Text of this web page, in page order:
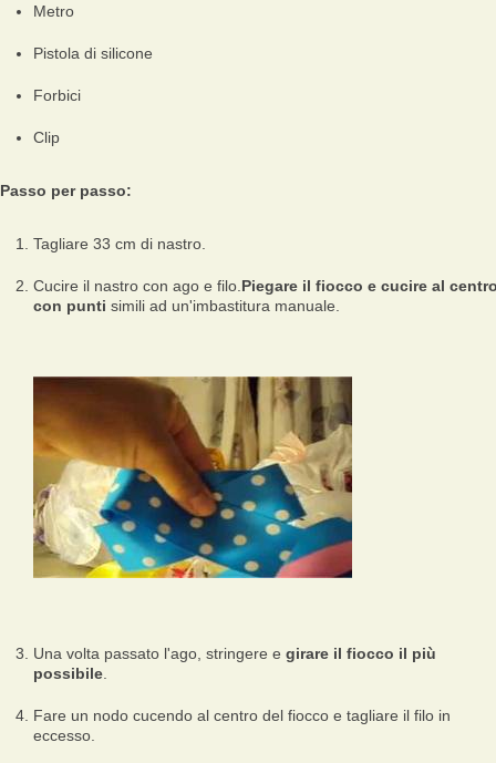
Metro
Pistola di silicone
Forbici
Clip
Passo per passo:
Tagliare 33 cm di nastro.
Cucire il nastro con ago e filo. Piegare il fiocco e cucire al
con punti simili ad un'imbastitura manuale.
Una volta passato l'ago, stringere e girare il fiocco il più
possibile
Fare un nodo cucendo al centro del fiocco e tagliare il filo in
eccesso.